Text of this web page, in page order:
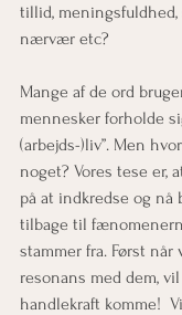
tillid, meningsfuldhed,
nærvær etc?
Mange af de ord
mennesker forholde
(arbejds-)liv”. Men
noget? Vores tese er,
på at indkredse og nå
tilbage til
stammer fra. Først når
resonans med dem,
handlekraft komme!